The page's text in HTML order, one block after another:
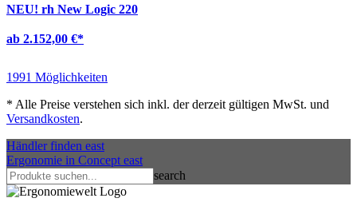
NEU! rh New Logic 220
ab 2.152,00 €*
1991 Möglichkeiten
* Alle Preise verstehen sich inkl. der derzeit gültigen MwSt. und
Versandkosten.
Händler finden east
Ergonomie in Concept east
search